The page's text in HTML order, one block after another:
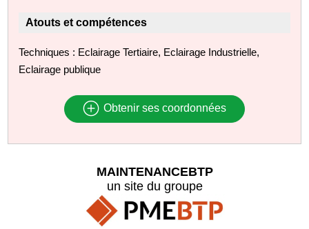
Atouts et compétences
Techniques : Eclairage Tertiaire, Eclairage Industrielle,
Eclairage publique
Obtenir ses coordonnées
MAINTENANCEBTP
un site du groupe